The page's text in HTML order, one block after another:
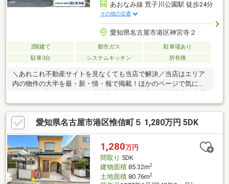
あおなみ線 荒子川公園駅 徒歩24分
その他の交通
愛知県名古屋市港区神宮寺２
2階建て 都市ガス
駐車場あり
駐車3台
システムキッチン 所有権
＼あれこれ不動産サイトを見なくても当店で解決／当店はエリア
内の物件の大半を最・新・情・報で掲載！ほかのページで気にな
市営バス「神宮寺小学校」停 徒歩1分◆開放感のある吹き抜け
◆LDKに隣接する和室有り◎※写真をクリックすると、詳細をご覧
いただけます。＝＝＝＝＝＝＝＝＝＝＝＝＝＝＝＝＝＝＝＝＝＝
＝＝＝《ぜひ、現地をご見学してみてください》やはり「立地」
は重要です。現地見学で「立地」をリアルに体感してみてくださ
い。＝＝＝＝＝＝＝＝＝＝＝＝＝＝＝＝＝＝＝＝＝＝＝＝＝
愛知県名古屋市港区惟信町５ 1,280万円 5DK
1,280万円
間取り 5DK
建物面積85.32m2
土地面積80.76m2